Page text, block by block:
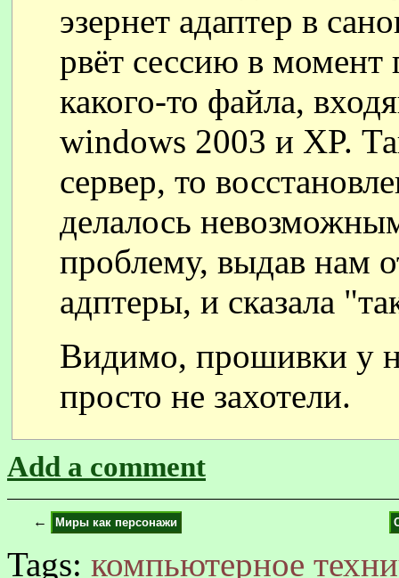
эзернет адаптер в
рвёт сессию в момент
какого-то файла,
windows 2003 и XP.
сервер, то
делалось
проблему, выдав нам
адптеры, и сказала
Видимо, прошивки у
просто не захотели.
Add a comment
← Миры как персонажи
Tags: компьютерное